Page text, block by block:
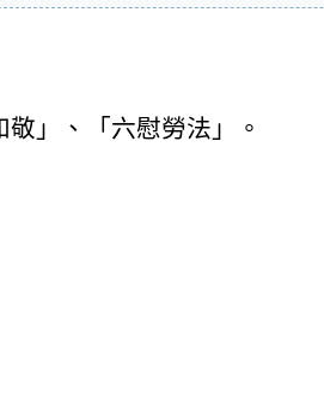
」、「六慰勞法」。